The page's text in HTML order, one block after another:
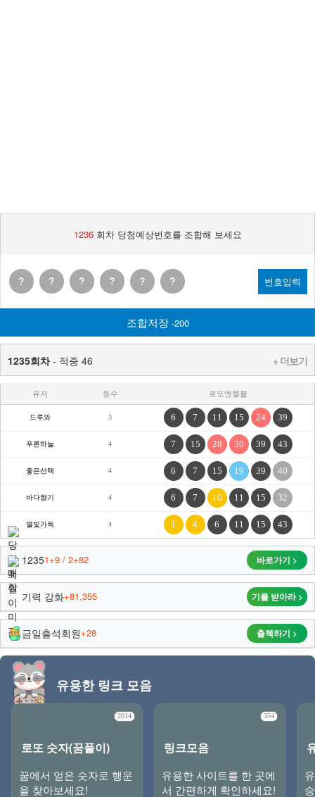
1236회차 당첨예상번호를 조합해 보세요
? ? ? ? ? ? 번호입력
조합저장-200
1235회차- 적중 46 + 더보기
유저 등수 로또엔젤볼
드루와 3 6 7 11 15 24 39
푸른하늘 4 7 15 28 30 39 43
좋은선택 4 6 7 15 19 39 40
바다향기 4 6 7 10 11 15 32
별빛가득 4 1 4 6 11 15 43
12351+9 / 2+82 바로가기 >
기력 강화+81,355 기를 받아라 >
금일출석회원+28 출첵하기 >
유용한 링크 모음
로또 숫자(꿈풀이)
2014
꿈에서 얻은 숫자로 행운
을 찾아보세요!
링크모음
354
유용한 사이트를 한 곳에
서 간편하게 확인하세요!